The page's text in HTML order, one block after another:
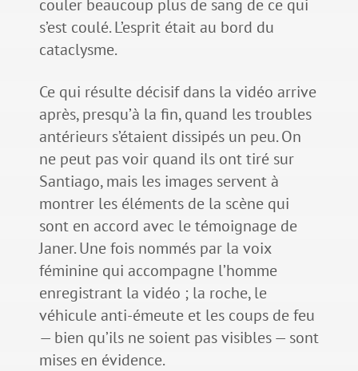
couler beaucoup plus de sang de ce qui
s’est coulé. L’esprit était au bord du
cataclysme.
Ce qui résulte décisif dans la vidéo arrive
après, presqu’à la fin, quand les troubles
antérieurs s’étaient dissipés un peu. On
ne peut pas voir quand ils ont tiré sur
Santiago, mais les images servent à
montrer les éléments de la scène qui
sont en accord avec le témoignage de
Janer. Une fois nommés par la voix
féminine qui accompagne l’homme
enregistrant la vidéo ; la roche, le
véhicule anti-émeute et les coups de feu
— bien qu’ils ne soient pas visibles — sont
mises en évidence.